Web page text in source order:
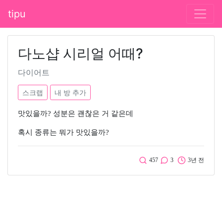
tipu
다노샵 시리얼 어때?
다이어트
스크랩 내 방 추가
맛있을까? 성분은 괜찮은 거 같은데
혹시 종류는 뭐가 맛있을까?
457 3 3년 전